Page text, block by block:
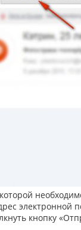
кнопку